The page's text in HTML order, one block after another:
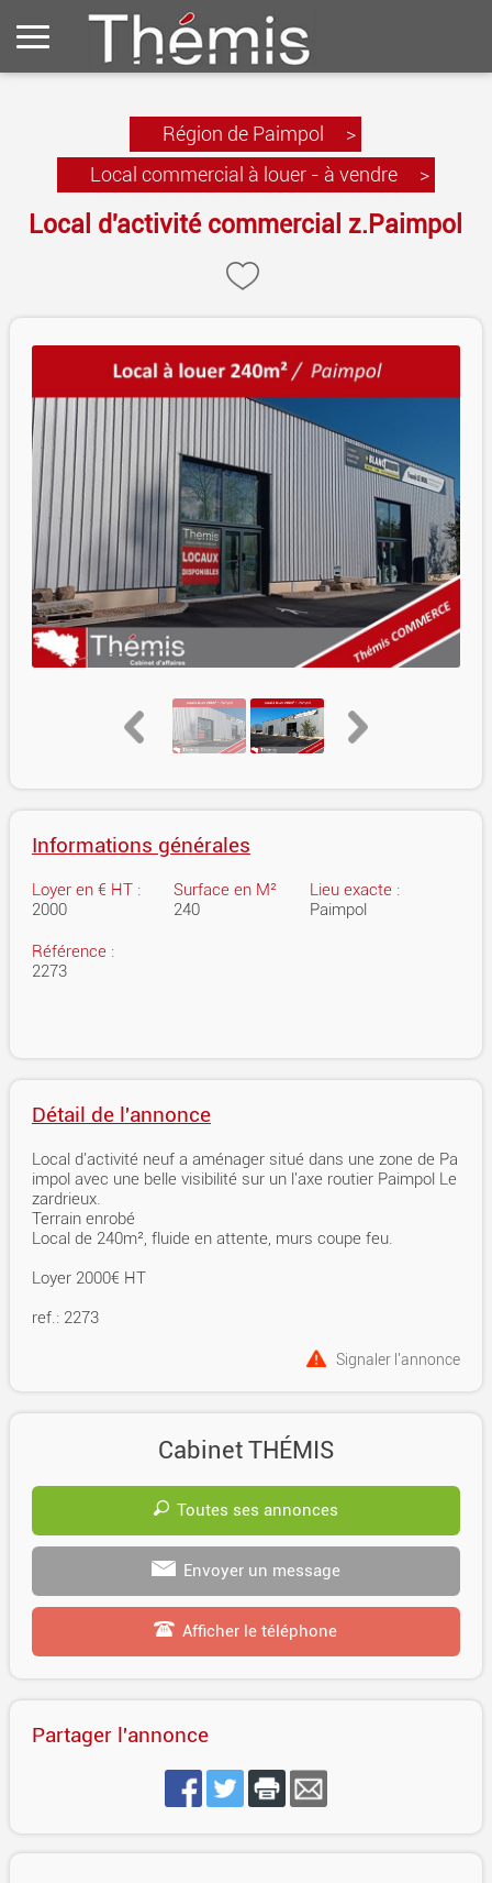
Région de Paimpol
>
Local commercial à louer - à vendre
>
Local d'activité commercial z.Paimpol
Informations générales
Loyer en € HT :
2000
Surface en M²
240
Lieu exacte :
Paimpol
Référence :
2273
Détail de l'annonce
Local d'activité neuf a aménager situé dans une zone de Pa
impol avec une belle visibilité sur un l'axe routier Paimpol Le
zardrieux.
Terrain enrobé
Local de 240m², fluide en attente, murs coupe feu.
Loyer 2000€ HT
ref.: 2273
Signaler l'annonce
Cabinet THÉMIS
Toutes ses annonces
Envoyer un message
Afficher le téléphone
Partager l'annonce